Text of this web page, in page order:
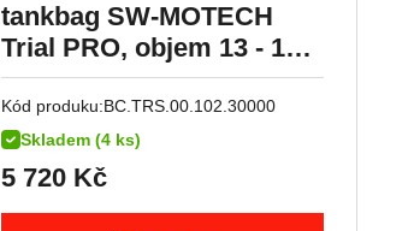
Skladem (4 ks)
tankbag SW-MOTECH
Trial PRO, objem 13 - 18
litrů
Kód produku:BC.TRS.00.102.30000
5 720 Kč